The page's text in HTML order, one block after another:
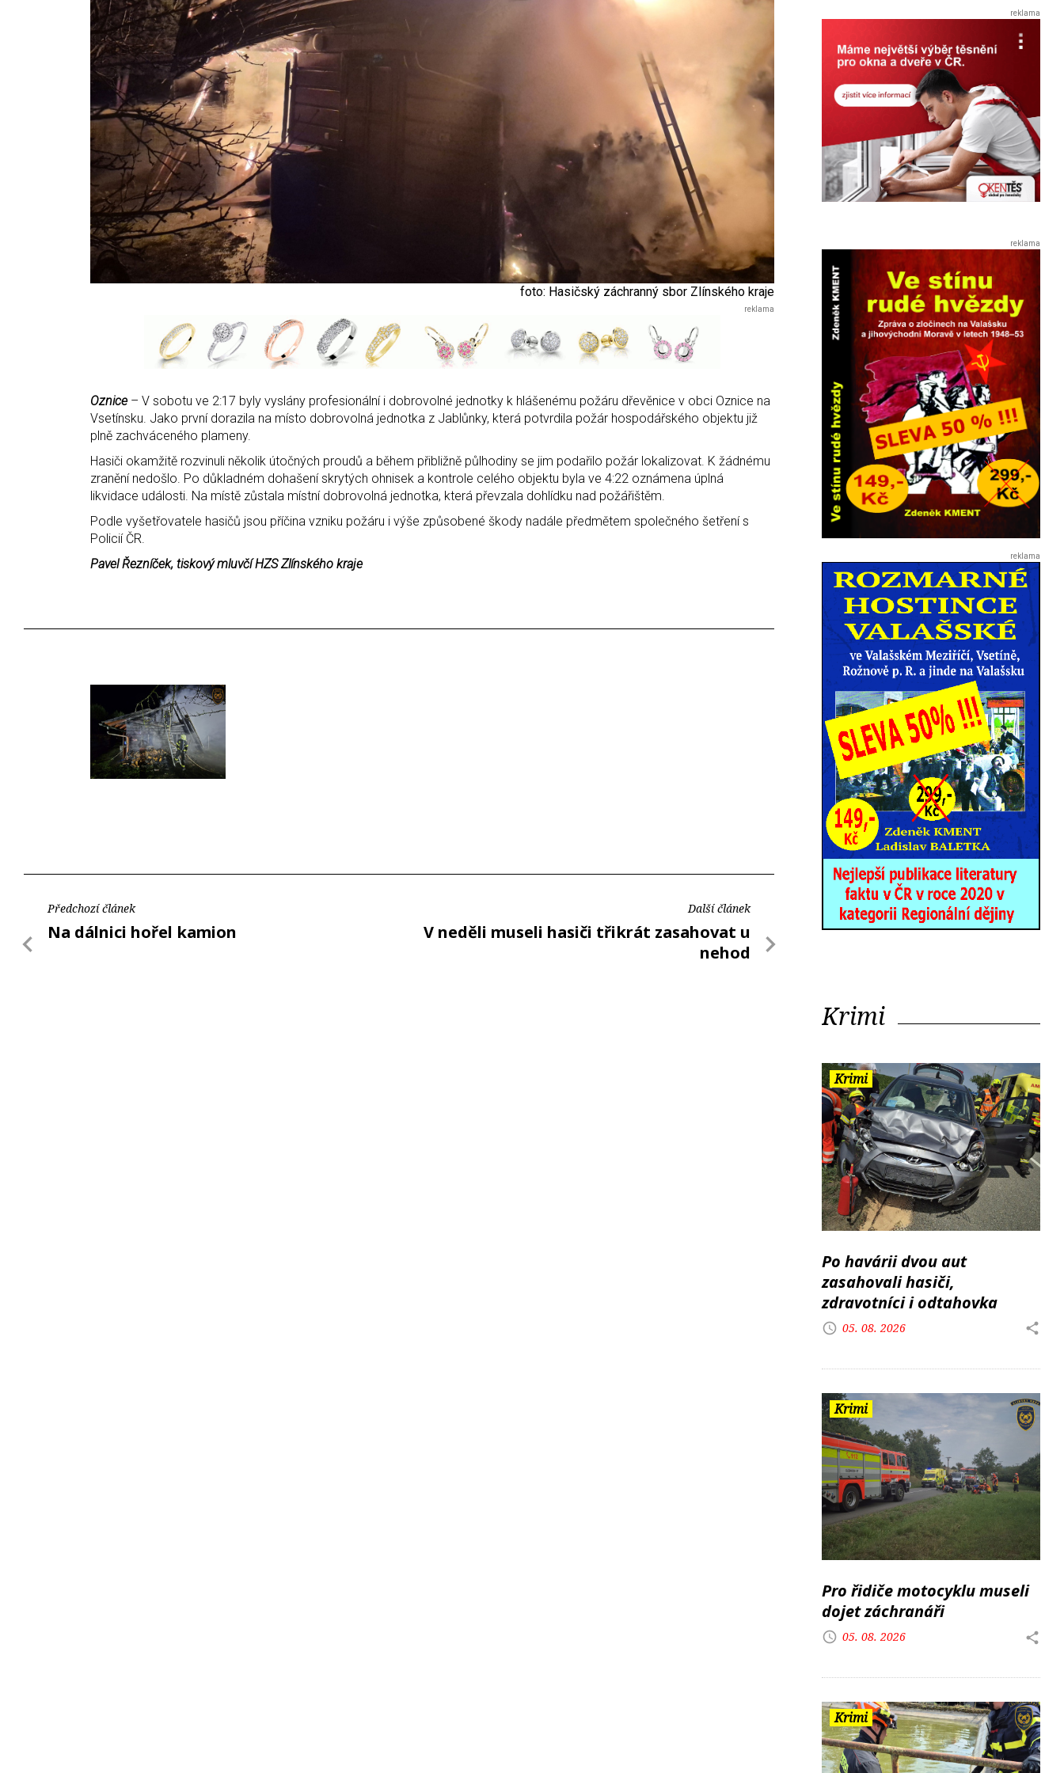
foto: Hasičský záchranný sbor Zlínského kraje
Oznice – V sobotu ve 2:17 byly vyslány profesionální i dobrovolné jednotky k hlášenému požáru dřevěnice v obci Oznice na
Vsetínsku. Jako první dorazila na místo dobrovolná jednotka z Jablůnky, která potvrdila požár hospodářského objektu již
plně zachváceného plameny.
Hasiči okamžitě rozvinuli několik útočných proudů a během přibližně půlhodiny se jim podařilo požár lokalizovat. K žádnému
zranění nedošlo. Po důkladném dohašení skrytých ohnisek a kontrole celého objektu byla ve 4:22 oznámena úplná
likvidace události. Na místě zůstala místní dobrovolná jednotka, která převzala dohlídku nad požářištěm.
Podle vyšetřovatele hasičů jsou příčina vzniku požáru i výše způsobené škody nadále předmětem společného šetření s
Policií ČR.
Pavel Řezníček, tiskový mluvčí HZS Zlínského kraje
Předchozí článek
Na dálnici hořel kamion
Další článek
V neděli museli hasiči třikrát zasahovat u
nehod
Krimi
Krimi
Po havárii dvou aut
zasahovali hasiči,
zdravotníci i odtahovka
05. 08. 2026
Krimi
Pro řidiče motocyklu museli
dojet záchranáři
05. 08. 2026
Krimi